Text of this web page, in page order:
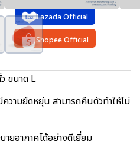
Lazada Official
Shopee Official
ขนาด L
ามยืดหยุ่น สามารถคืนตัวทำให้ไม่
ายอากาศได้อย่างดีเยี่ยม